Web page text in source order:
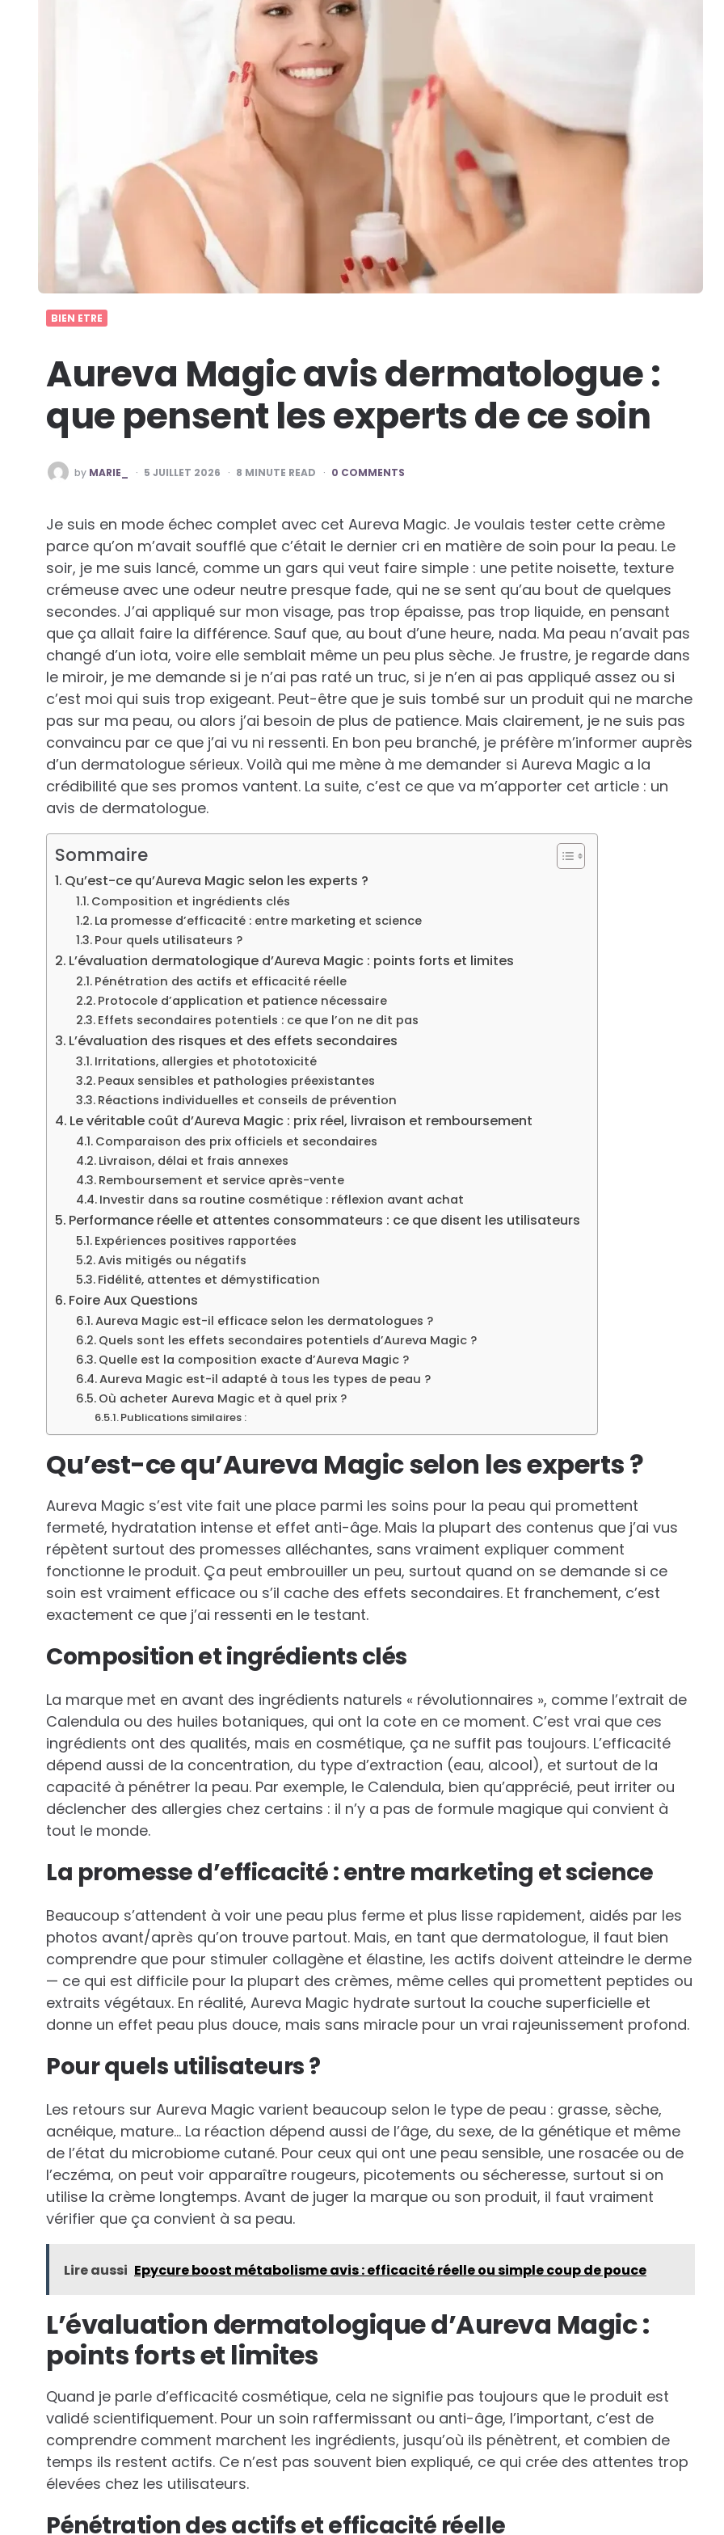
BIEN ETRE
Aureva Magic avis dermatologue :
que pensent les experts de ce soin
POSTED
BY
by MARIE_ 5 JUILLET 2026 8 MINUTE READ 0 COMMENTS
Je suis en mode échec complet avec cet Aureva Magic. Je voulais tester cette crème
parce qu’on m’avait soufflé que c’était le dernier cri en matière de soin pour la peau. Le
soir, je me suis lancé, comme un gars qui veut faire simple : une petite noisette, texture
crémeuse avec une odeur neutre presque fade, qui ne se sent qu’au bout de quelques
secondes. J’ai appliqué sur mon visage, pas trop épaisse, pas trop liquide, en pensant
que ça allait faire la différence. Sauf que, au bout d’une heure, nada. Ma peau n’avait pas
changé d’un iota, voire elle semblait même un peu plus sèche. Je frustre, je regarde dans
le miroir, je me demande si je n’ai pas raté un truc, si je n’en ai pas appliqué assez ou si
c’est moi qui suis trop exigeant. Peut-être que je suis tombé sur un produit qui ne marche
pas sur ma peau, ou alors j’ai besoin de plus de patience. Mais clairement, je ne suis pas
convaincu par ce que j’ai vu ni ressenti. En bon peu branché, je préfère m’informer auprès
d’un dermatologue sérieux. Voilà qui me mène à me demander si Aureva Magic a la
crédibilité que ses promos vantent. La suite, c’est ce que va m’apporter cet article : un
avis de dermatologue.
Sommaire
Qu’est-ce qu’Aureva Magic selon les experts ?
Composition et ingrédients clés
La promesse d’efficacité : entre marketing et science
Pour quels utilisateurs ?
L’évaluation dermatologique d’Aureva Magic : points forts et limites
Pénétration des actifs et efficacité réelle
Protocole d’application et patience nécessaire
Effets secondaires potentiels : ce que l’on ne dit pas
L’évaluation des risques et des effets secondaires
Irritations, allergies et phototoxicité
Peaux sensibles et pathologies préexistantes
Réactions individuelles et conseils de prévention
Le véritable coût d’Aureva Magic : prix réel, livraison et remboursement
Comparaison des prix officiels et secondaires
Livraison, délai et frais annexes
Remboursement et service après-vente
Investir dans sa routine cosmétique : réflexion avant achat
Performance réelle et attentes consommateurs : ce que disent les utilisateurs
Expériences positives rapportées
Avis mitigés ou négatifs
Fidélité, attentes et démystification
Foire Aux Questions
Aureva Magic est-il efficace selon les dermatologues ?
Quels sont les effets secondaires potentiels d’Aureva Magic ?
Quelle est la composition exacte d’Aureva Magic ?
Aureva Magic est-il adapté à tous les types de peau ?
Où acheter Aureva Magic et à quel prix ?
Publications similaires :
Qu’est-ce qu’Aureva Magic selon les experts ?
Aureva Magic s’est vite fait une place parmi les soins pour la peau qui promettent
fermeté, hydratation intense et effet anti-âge. Mais la plupart des contenus que j’ai vus
répètent surtout des promesses alléchantes, sans vraiment expliquer comment
fonctionne le produit. Ça peut embrouiller un peu, surtout quand on se demande si ce
soin est vraiment efficace ou s’il cache des effets secondaires. Et franchement, c’est
exactement ce que j’ai ressenti en le testant.
Composition et ingrédients clés
La marque met en avant des ingrédients naturels « révolutionnaires », comme l’extrait de
Calendula ou des huiles botaniques, qui ont la cote en ce moment. C’est vrai que ces
ingrédients ont des qualités, mais en cosmétique, ça ne suffit pas toujours. L’efficacité
dépend aussi de la concentration, du type d’extraction (eau, alcool), et surtout de la
capacité à pénétrer la peau. Par exemple, le Calendula, bien qu’apprécié, peut irriter ou
déclencher des allergies chez certains : il n’y a pas de formule magique qui convient à
tout le monde.
La promesse d’efficacité : entre marketing et science
Beaucoup s’attendent à voir une peau plus ferme et plus lisse rapidement, aidés par les
photos avant/après qu’on trouve partout. Mais, en tant que dermatologue, il faut bien
comprendre que pour stimuler collagène et élastine, les actifs doivent atteindre le derme
— ce qui est difficile pour la plupart des crèmes, même celles qui promettent peptides ou
extraits végétaux. En réalité, Aureva Magic hydrate surtout la couche superficielle et
donne un effet peau plus douce, mais sans miracle pour un vrai rajeunissement profond.
Pour quels utilisateurs ?
Les retours sur Aureva Magic varient beaucoup selon le type de peau : grasse, sèche,
acnéique, mature… La réaction dépend aussi de l’âge, du sexe, de la génétique et même
de l’état du microbiome cutané. Pour ceux qui ont une peau sensible, une rosacée ou de
l’eczéma, on peut voir apparaître rougeurs, picotements ou sécheresse, surtout si on
utilise la crème longtemps. Avant de juger la marque ou son produit, il faut vraiment
vérifier que ça convient à sa peau.
Lire aussi Epycure boost métabolisme avis : efficacité réelle ou simple coup de pouce
L’évaluation dermatologique d’Aureva Magic :
points forts et limites
Quand je parle d’efficacité cosmétique, cela ne signifie pas toujours que le produit est
validé scientifiquement. Pour un soin raffermissant ou anti-âge, l’important, c’est de
comprendre comment marchent les ingrédients, jusqu’où ils pénètrent, et combien de
temps ils restent actifs. Ce n’est pas souvent bien expliqué, ce qui crée des attentes trop
élevées chez les utilisateurs.
Pénétration des actifs et efficacité réelle